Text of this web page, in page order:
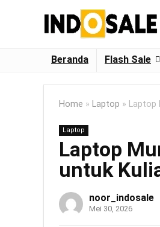
Beranda Flash Sale
Home » Laptop » Laptop
Laptop
Laptop
untuk
noor_indosale
Mei 30, 2026